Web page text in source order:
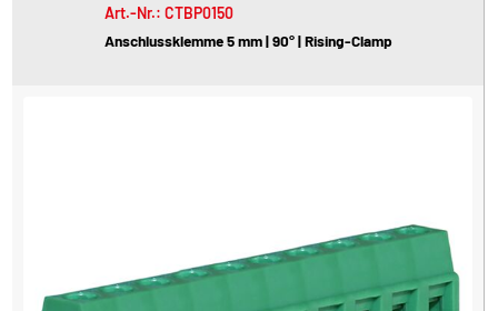
Art.-Nr.: CTBP0150
Anschlussklemme 5 mm | 90° | Rising-Clamp